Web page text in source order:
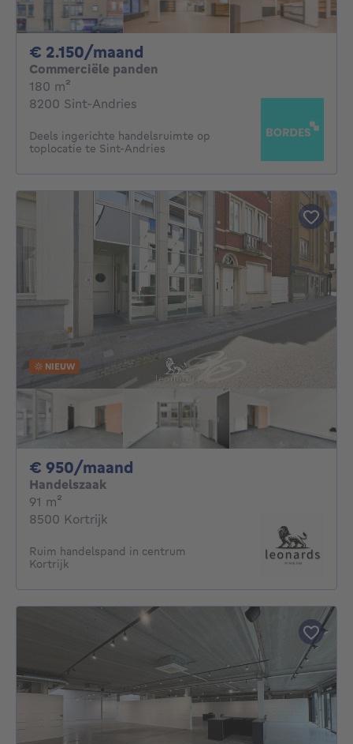
€ 2.150/maand
Commerciële panden
180 m²
8200 Sint-Andries
Deels ingerichte handelsruimte op
toplocatie te Sint-Andries
NIEUW
€ 950/maand
Handelszaak
91 m²
8500 Kortrijk
Ruim handelspand in centrum
Kortrijk